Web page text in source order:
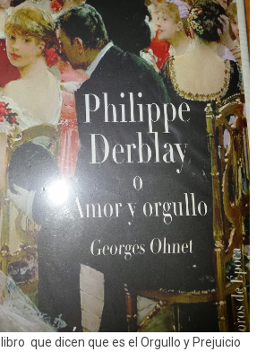
que dicen que es el Orgullo y Prejuicio